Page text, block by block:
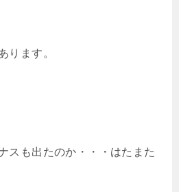
ります。
スも出たのか・・・はたまた